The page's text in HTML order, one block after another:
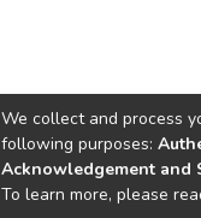
We collect and process
following purposes:
Acknowledgement and
To learn more, please